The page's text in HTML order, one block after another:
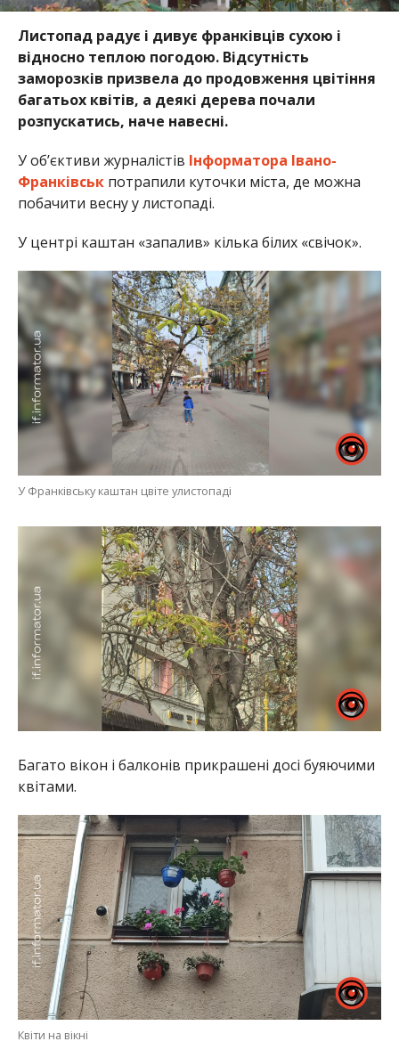
Листопад радує і дивує франківців сухою і
відносно теплою погодою. Відсутність
заморозків призвела до продовження цвітіння
багатьох квітів, а деякі дерева почали
розпускатись, наче навесні.
У об’єктиви журналістів Інформатора Івано-
Франківськпотрапили куточки міста, де можна
побачити весну у листопаді.
У центрі каштан «запалив» кілька білих «свічок».
У Франківську каштан цвіте улистопаді
Багато вікон і балконів прикрашені досі буяючими
квітами.
Квіти на вікні